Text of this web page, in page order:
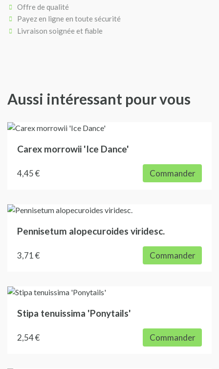
Offre de qualité
Payez en ligne en toute sécurité
Livraison soignée et fiable
Aussi intéressant pour vous
Carex morrowii 'Ice Dance'
4,45 € Commander
Pennisetum alopecuroides viridesc.
3,71 € Commander
Stipa tenuissima 'Ponytails'
2,54 € Commander